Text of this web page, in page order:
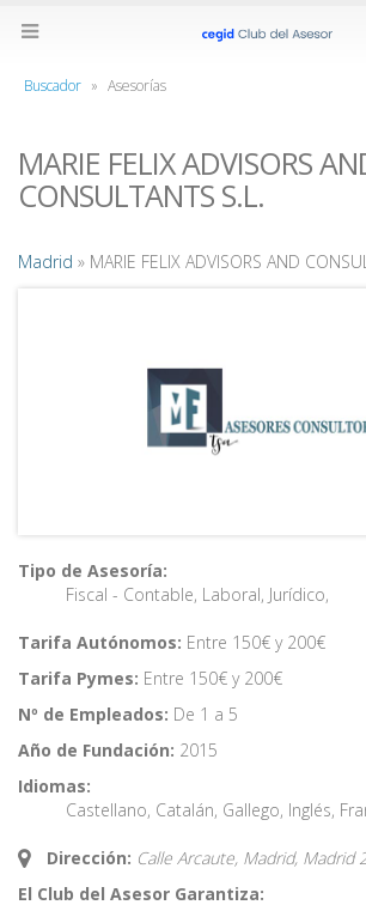
Buscador » Asesorías
MARIE FELIX ADVISORS
CONSULTANTS S.L.
Madrid » MARIE FELIX ADVISORS AND
Tipo de Asesoría:
Fiscal - Contable, Laboral, Jurídico,
Tarifa Autónomos: Entre 150€ y 200€
Tarifa Pymes: Entre 150€ y 200€
Nº de Empleados: De 1 a 5
Año de Fundación: 2015
Idiomas:
Castellano, Catalán, Gallego, Inglés,
Dirección: Calle Arcaute, Madrid, Madrid
El Club del Asesor Garantiza: